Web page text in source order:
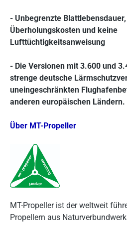
- Unbegrenzte
Überholungskosten und keine
Lufttüchtigkeitsanweisung
- Die Versionen mit 3.600 und
strenge deutsche
uneingeschränkten
anderen europäischen Ländern.
Über MT-Propeller
MT-Propeller ist der weltweit
Propellern aus